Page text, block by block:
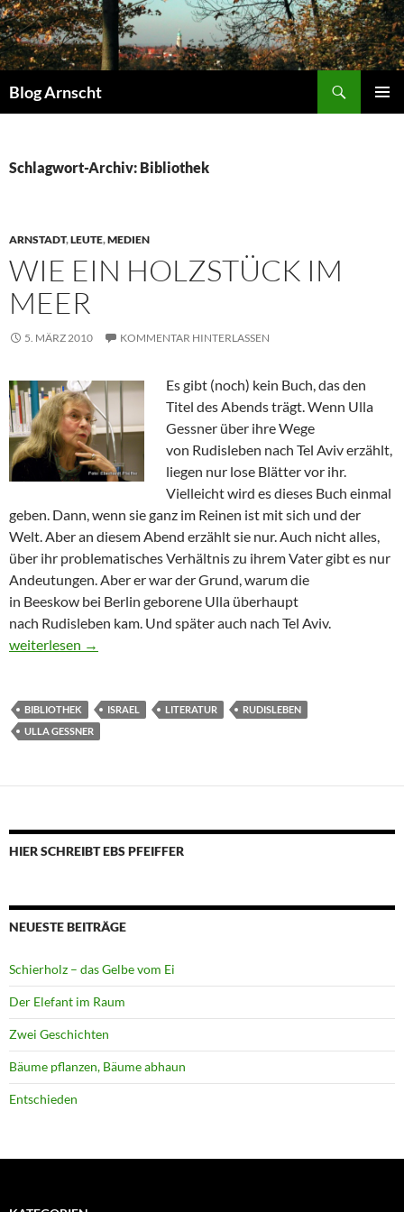
Zum
Inhalt
springen
Blog Arnscht
Schlagwort-Archiv: Bibliothek
ARNSTADT,LEUTE,MEDIEN
WIE EIN HOLZSTÜCK IM
MEER
5. MÄRZ 2010 KOMMENTAR HINTERLASSEN
Es gibt (noch) kein Buch, das den
Titel des Abends trägt. Wenn Ulla
Gessner über ihre Wege
von Rudisleben nach Tel Aviv erzählt,
liegen nur lose Blätter vor ihr.
Vielleicht wird es dieses Buch einmal
geben. Dann, wenn sie ganz im Reinen ist mit sich und der
Welt. Aber an diesem Abend erzählt sie nur. Auch nicht alles,
über ihr problematisches Verhältnis zu ihrem Vater gibt es nur
Andeutungen. Aber er war der Grund, warum die
in Beeskow bei Berlin geborene Ulla überhaupt
nach Rudisleben kam. Und später auch nach Tel Aviv.
Wie ein Holzstück im Meer
weiterlesen →
BIBLIOTHEK ISRAEL LITERATUR
RUDISLEBEN
ULLA GESSNER
HIER SCHREIBT EBS PFEIFFER
NEUESTE BEITRÄGE
Schierholz – das Gelbe vom Ei
Der Elefant im Raum
Zwei Geschichten
Bäume pflanzen, Bäume abhaun
Entschieden